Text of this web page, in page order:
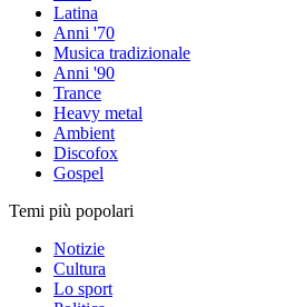
Latina
Anni '70
Musica tradizionale
Anni '90
Trance
Heavy metal
Ambient
Discofox
Gospel
Temi più popolari
Notizie
Cultura
Lo sport